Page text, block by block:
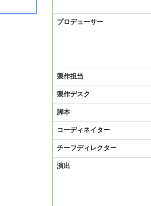
プロデューサー
製作担当
製作デスク
脚本
コーディネイター
チーフディレクター
演出